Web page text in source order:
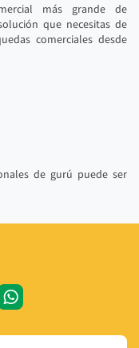
más grande de
que necesitas de
comerciales desde
de gurú puede ser